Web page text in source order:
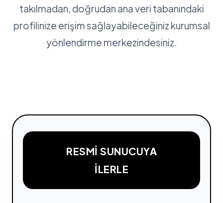
takılmadan, doğrudan ana veri tabanındaki
profilinize erişim sağlayabileceğiniz kurumsal
yönlendirme merkezindesiniz.
RESMI SUNUCUYA
İLERLE